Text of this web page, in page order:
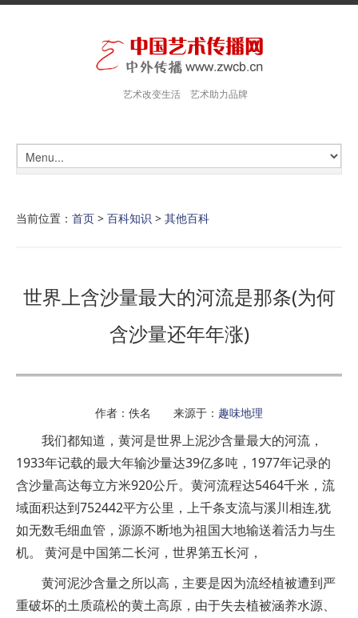
艺术改变生活 艺术助力品牌
当前位置： 首页 > 百科知识 > 其他百科
世界上含沙量最大的河流是那条(为何
含沙量还年年涨)
作者：佚名 来源于： 趣味地理
我们都知道，黄河是世界上泥沙含量最大的河流，
1933年记载的最大年输沙量达39亿多吨，1977年记录的
含沙量高达每立方米920公斤。黄河流程达5464千米，流
域面积达到752442平方公里，上千条支流与溪川相连,犹
如无数毛细血管，源源不断地为祖国大地输送着活力与生
机。 黄河是中国第二长河，世界第五长河，
黄河泥沙含量之所以高，主要是因为流经植被遭到严
重破坏的土质疏松的黄土高原，由于失去植被涵养水源、